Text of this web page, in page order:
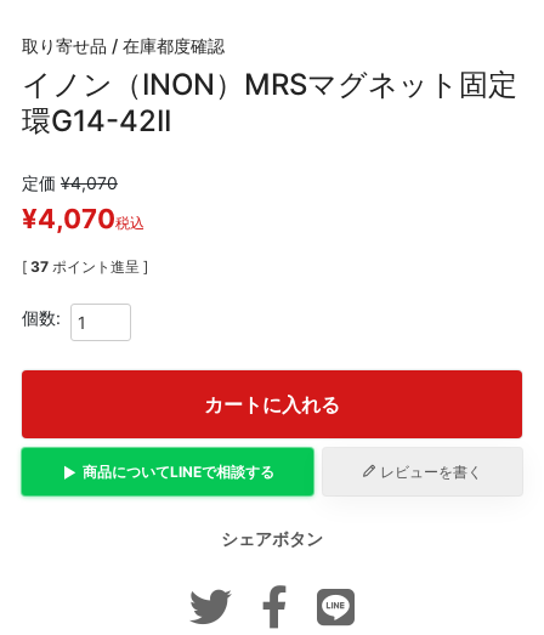
取り寄せ品 / 在庫都度確認
イノン（INON）MRSマグネット固定
環G14-42II
定価 ¥4,070
¥4,070税込
[ 37 ポイント進呈 ]
カートに入れる
商品についてLINEで相談する レビューを書く
シェアボタン